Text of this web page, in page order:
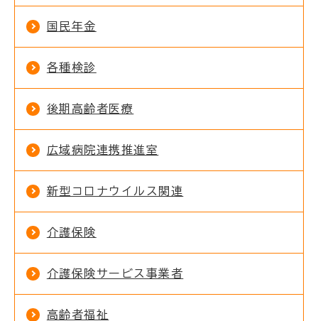
国民年金
各種検診
後期高齢者医療
広域病院連携推進室
新型コロナウイルス関連
介護保険
介護保険サービス事業者
高齢者福祉